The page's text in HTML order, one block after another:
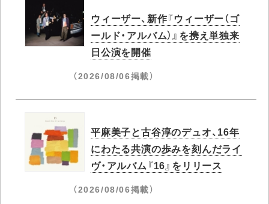
ウィーザー、新作『ウィーザー（ゴ
ールド・アルバム）』を携え単独来
日公演を開催
（2026/08/06掲載）
平麻美子と古谷淳のデュオ、16年
にわたる共演の歩みを刻んだライ
ヴ・アルバム『16』をリリース
（2026/08/06掲載）